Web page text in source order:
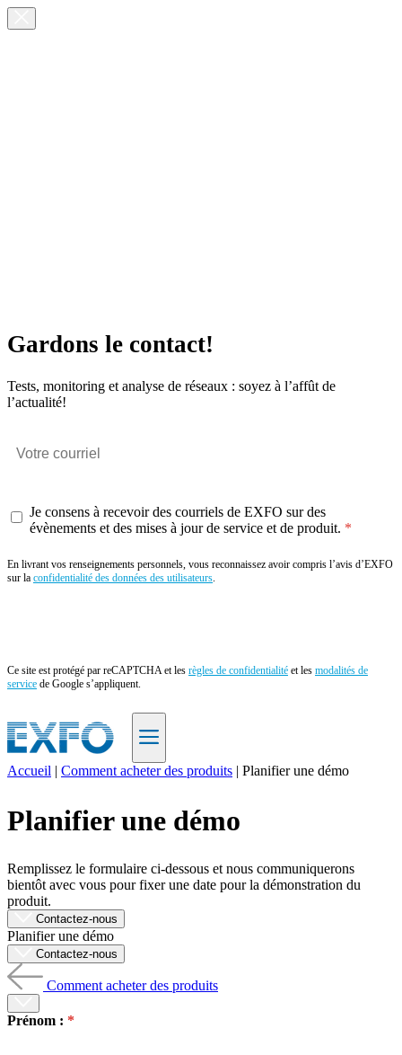
Gardons le contact!
Tests, monitoring et analyse de réseaux : soyez à l’affût de
l’actualité!
Je consens à recevoir des courriels de EXFO sur des
évènements et des mises à jour de service et de produit.
En livrant vos renseignements personnels, vous reconnaissez avoir compris l’avis d’EXFO
sur la confidentialité des données des utilisateurs.
Ce site est protégé par reCAPTCHA et les règles de confidentialité et les modalités de
service de Google s’appliquent.
Produits
Soutien
Services
Acheter
Ressources
Contactez-
nous
S'enregistrer
Se
Accueil | Comment acheter des produits | Planifier une démo
Planifier une démo
Remplissez le formulaire ci-dessous et nous communiquerons
bientôt avec vous pour fixer une date pour la démonstration du
produit.
Contactez-nous
Planifier une démo
Contactez-nous
Comment acheter des produits
Prénom :